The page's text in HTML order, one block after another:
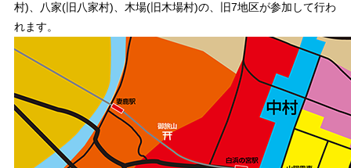
村)、八家(旧八家村)、木場(旧木場村)の、旧7地区が参加して行わ
れます。